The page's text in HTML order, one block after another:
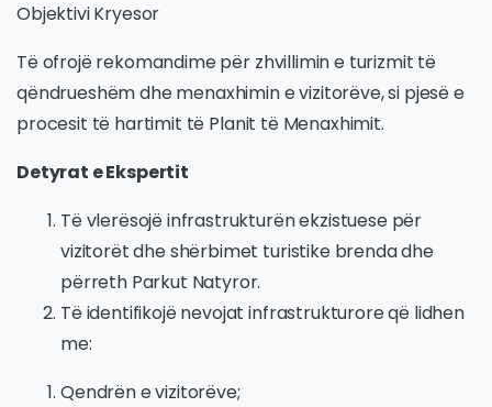
Objektivi Kryesor
Të ofrojë rekomandime për zhvillimin e turizmit të
qëndrueshëm dhe menaxhimin e vizitorëve, si pjesë e
procesit të hartimit të Planit të Menaxhimit.
Detyrat e Ekspertit
Të vlerësojë infrastrukturën ekzistuese për
vizitorët dhe shërbimet turistike brenda dhe
përreth Parkut Natyror.
Të identifikojë nevojat infrastrukturore që lidhen
me:
Qendrën e vizitorëve;